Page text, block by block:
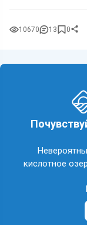
10670 13 0
кислотное